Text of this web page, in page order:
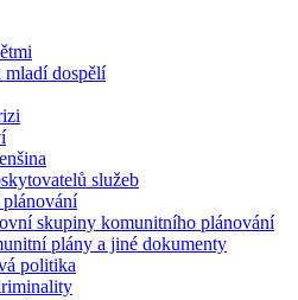
dospělí
služeb
skupiny komunitního plánování
plány a jiné dokumenty
politika